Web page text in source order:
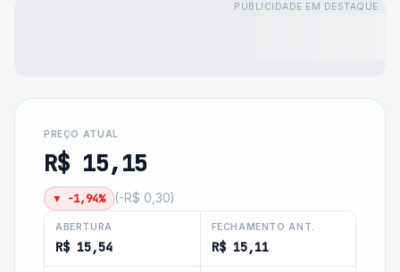
PUBLICIDADE EM DESTAQUE
PREÇO ATUAL
R$ 15,15
▼ -1,94% (-R$ 0,30)
ABERTURA
R$ 15,54
FECHAMENTO ANT.
R$ 15,11